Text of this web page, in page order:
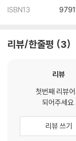
Section 2 대화 현장에
UNIT 1 간접 질문으로
UNIT 2 ‘동감’ vs. ‘공감’
UNIT 3 상대를 주인공
UNIT 5 거절을 기회로
Section 3 대화 현장에
ISBN13
리뷰/한줄평 3
리뷰
첫번째 리뷰
되어주세요.
리뷰 쓰기